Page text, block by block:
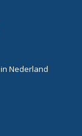
Nederland